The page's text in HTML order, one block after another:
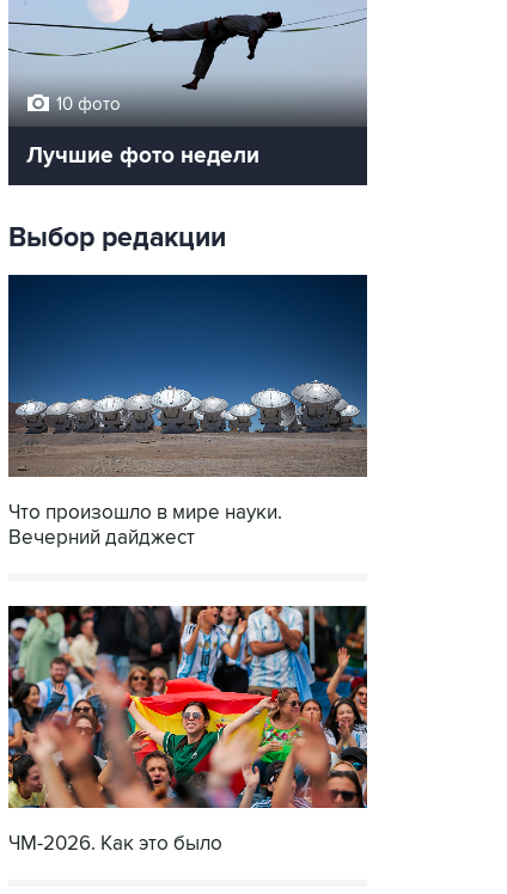
10 фото
Лучшие фото недели
Выбор редакции
Что произошло в мире науки.
Вечерний дайджест
ЧМ-2026. Как это было